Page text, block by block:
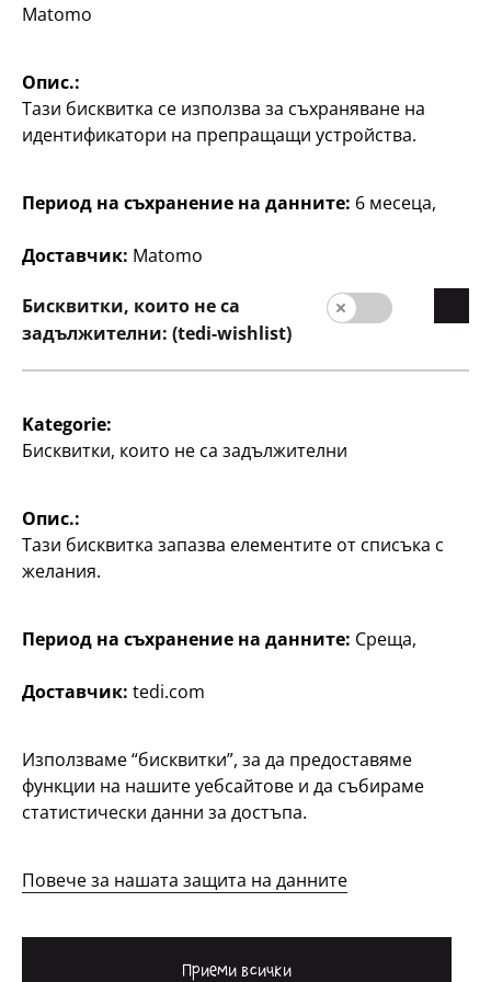
кариера
Устойчивост
Информация за клиента
България / български
Контакт
Импресум
Система за подаване на сигнали
Matomo
Опис.:
Тази бисквитка се използва за съхраняване на
идентификатори на препращащи устройства.
Период на съхранение на данните: 6 месеца,
Доставчик: Matomo
Бисквитки, които не са
задължителни: (tedi-wishlist)
Kategorie:
Бисквитки, които не са задължителни
Опис.:
Тази бисквитка запазва елементите от списъка с
желания.
Период на съхранение на данните: Среща,
Доставчик: tedi.com
Използваме “бисквитки”, за да предоставяме
функции на нашите уебсайтове и да събираме
статистически данни за достъпа.
Повече за нашата защита на данните
Приеми всички